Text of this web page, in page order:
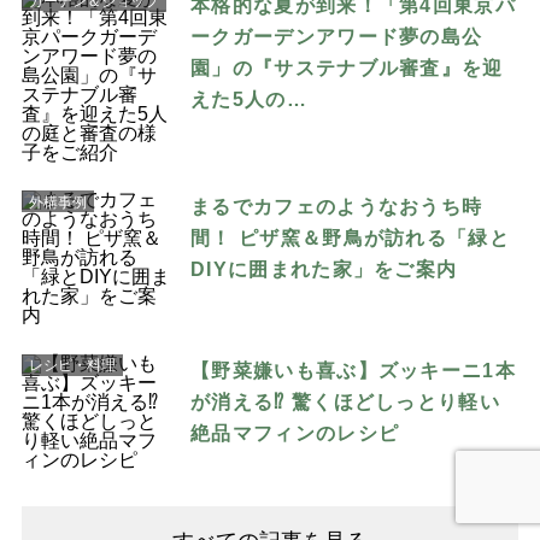
本格的な夏が到来！「第4回東京パ
ークガーデンアワード夢の島公
園」の『サステナブル審査』を迎
えた5人の…
外構事例
まるでカフェのようなおうち時
間！ ピザ窯＆野鳥が訪れる「緑と
DIYに囲まれた家」をご案内
レシピ・料理
【野菜嫌いも喜ぶ】ズッキーニ1本
が消える⁉︎ 驚くほどしっとり軽い
絶品マフィンのレシピ